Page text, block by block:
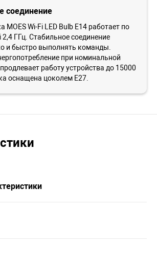
соединение
MOES Wi-Fi LED Bulb E14 работает по
2,4 ГГц. Стабильное соединение
и быстро выполнять команды.
при номинальной
работу устройства до 15000
оснащена цоколем Е27.